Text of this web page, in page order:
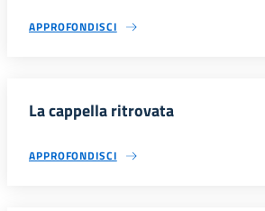
APPROFONDISCI
La cappella ritrovata
APPROFONDISCI